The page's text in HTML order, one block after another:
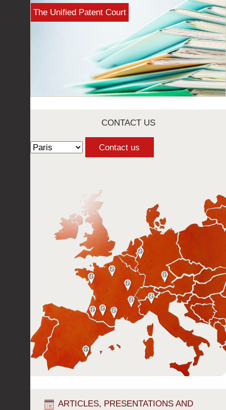
The Unified Patent Court
CONTACT US
ARTICLES, PRESENTATIONS AND